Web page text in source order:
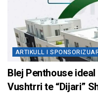
ARTIKULL I
Blej Penthouse
Vushtrri te “Dijari”